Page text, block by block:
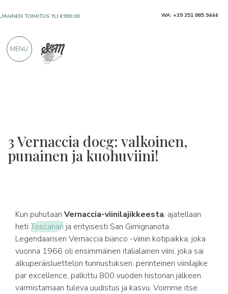
3 Vernaccia docg: valkoinen,
punainen ja kuohuviini!
Kun puhutaan Vernaccia-viinilajikkeesta, ajatellaan
hetiToscanan ja erityisesti San Gimignanota.
Legendaarisen Vernaccia bianco -viinin kotipaikka, joka
vuonna 1966 oli ensimmäinen italialainen viini, joka sai
alkuperäisluettelon tunnustuksen, perinteinen viinilajike
par excellence, palkittu 800 vuoden historian jälkeen
varmistamaan tuleva uudistus ja kasvu. Voimme itse
ERINOMAISILTA VALMISTAJILTA
900 POSITIIVISTA ARVOSTELUA
WA: +39 351 865 9444
MENU